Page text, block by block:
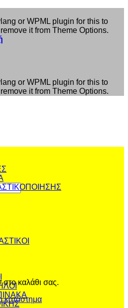
or WPML plugin for this to
it from Theme Options.
or WPML plugin for this to
it from Theme Options.
καλάθι σας.
κατάστημα